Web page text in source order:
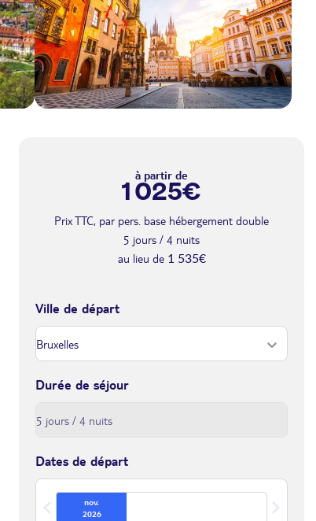
à partir de
1 025€
Prix TTC, par pers. base hébergement double
5 jours / 4 nuits
au lieu de 1 535€
Ville de départ
Durée de séjour
Dates de départ
nov.
2026